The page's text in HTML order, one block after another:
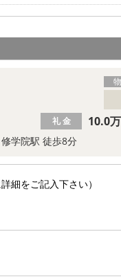
学院駅 徒歩8分
礼 金 10.0万
細をご記入下さい）